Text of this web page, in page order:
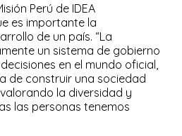
Perú de IDEA
es importante la
de un país. “La
un sistema de gobierno
en el mundo oficial,
de construir una sociedad
la diversidad y
las personas tenemos